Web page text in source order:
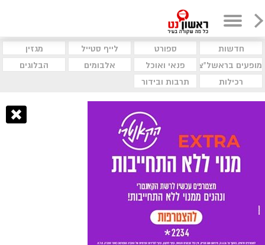
חדשות ספורט לייף סטייל
מגזין
מופעים בראשל"צ
פנאי ואוכל אלבומים
הבלוגים
רכילות
תרבות ובידור